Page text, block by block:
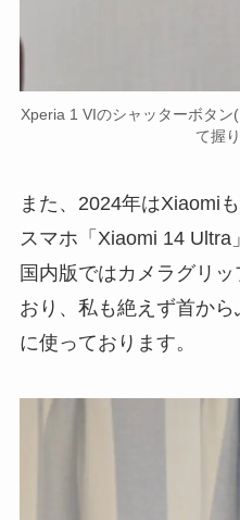
Xperia 1 VIのシャッターボタ
て握
また、2024年はXiaomi
スマホ「Xiaomi 14 Ultra
国内版ではカメラグリ
おり、私も絶えず首か
に使っております。